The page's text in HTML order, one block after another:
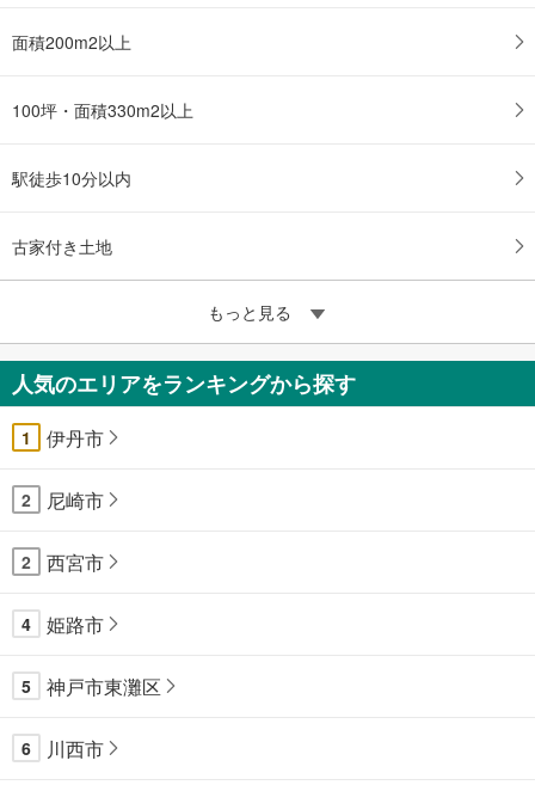
面積200m2以上
100坪・面積330m2以上
駅徒歩10分以内
古家付き土地
もっと見る
人気のエリアをランキングから探す
1 伊丹市
2 尼崎市
2 西宮市
4 姫路市
5 神戸市東灘区
6 川西市